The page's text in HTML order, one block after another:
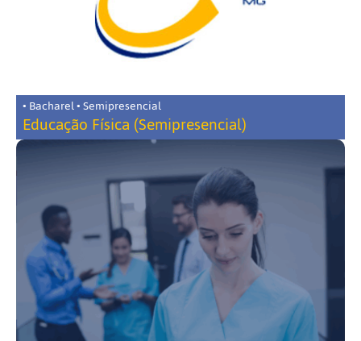
• Bacharel • Semipresencial
Educação Física (Semipresencial)